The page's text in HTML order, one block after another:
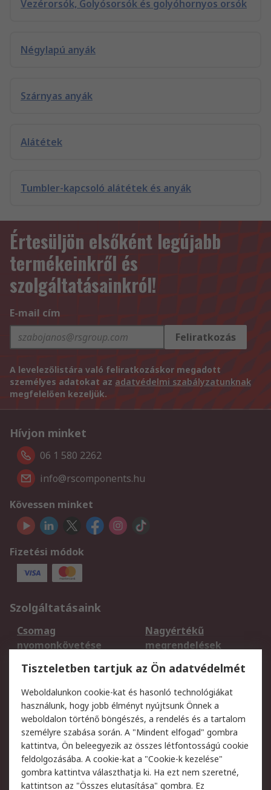
Vezérorsók, Golyósorsók és golyóhornyos orsók
Négylapú anyák
Szárnyas anyák
Alátétek
Tumbler-kapcsoló alátétek és anyák
Értesüljön elsőként legújabb
termékeinkről és
szolgáltatásainkról!
E-mail cím
Feliratkozás
A levelezőlistára való feliratkozáskor megadott
személyes adatokat az adatvédelmi szabályzatunknak
megfelelően kezeljük.
Hívjon minket
06 1 580 2262
info@rscomponents.hu
Kövessen minket
Fizetési módok
Szolgáltatásaink
Csomag
nyomonkövetése
Nagyértékű
megrendelések
Regisztráció
Szállítás
Termékvisszaküldés
Szolgáltatások
Jogi
Adatvédelmi
szabályzat
Az RS értékesítési
feltételei
Cookie szabályzat
Email biztonság
Tiszteletben tartjuk az Ön adatvédelmét
Weboldalunkon cookie-kat és hasonló technológiákat
használunk, hogy jobb élményt nyújtsunk Önnek a
weboldalon történő böngészés, a rendelés és a tartalom
személyre szabása során. A "Mindent elfogad" gombra
kattintva, Ön beleegyezik az összes létfontosságú cookie
feldolgozásába. A cookie-kat a "Cookie-k kezelése"
gombra kattintva választhatja ki. Ha ezt nem szeretné,
kattintson az "Összes elutasítása" gombra. Ez